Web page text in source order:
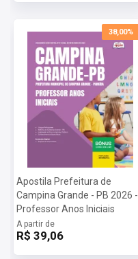
38,00%
Apostila Prefeitura de
Campina Grande - PB 2026 -
Professor Anos Iniciais
A partir de
R$ 39,06